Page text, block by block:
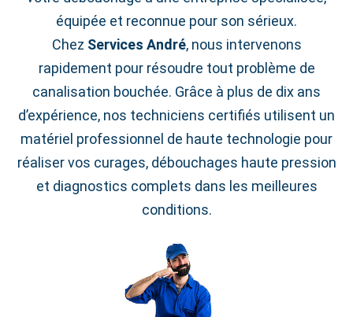
équipée et reconnue pour son sérieux.
Chez Services André, nous intervenons
rapidement pour résoudre tout problème de
canalisation bouchée. Grâce à plus de dix ans
d’expérience, nos techniciens certifiés utilisent un
matériel professionnel de haute technologie pour
réaliser vos curages, débouchages haute pression
et diagnostics complets dans les meilleures
conditions.